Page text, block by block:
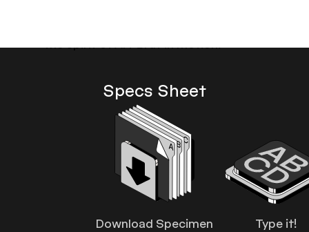
the spirit of Art Brut in motion.
Specs Sheet
Download Specimen Type it!